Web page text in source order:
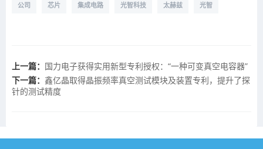
公司 芯片 集成电路 光智科技 太赫兹 光智
上一篇： 国力电子获得实用新型专利授权：“一种可变真空电容器”
下一篇： 鑫亿晶取得晶振频率真空测试模块及装置专利，提升了探
针的测试精度